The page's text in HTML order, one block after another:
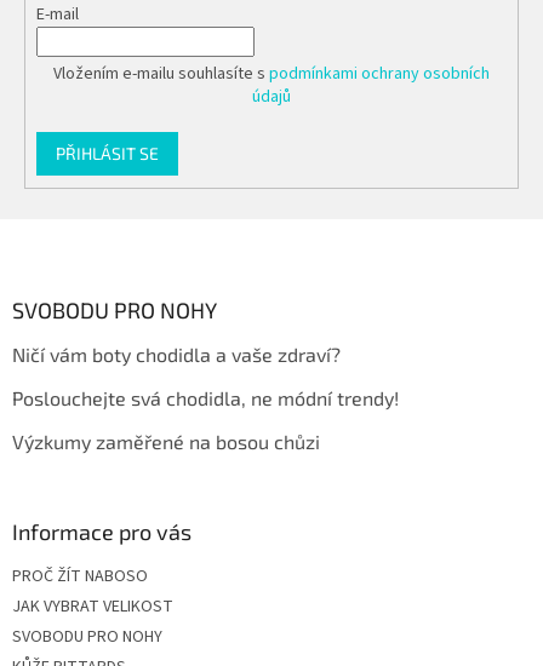
E-mail
Vložením e-mailu souhlasíte s podmínkami ochrany osobních
údajů
PŘIHLÁSIT SE
SVOBODU PRO NOHY
Ničí vám boty chodidla a vaše zdraví?
Poslouchejte svá chodidla, ne módní trendy!
Výzkumy zaměřené na bosou chůzi
Informace pro vás
PROČ ŽÍT NABOSO
JAK VYBRAT VELIKOST
SVOBODU PRO NOHY